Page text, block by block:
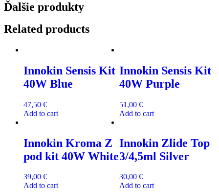
Ďalšie produkty
Related products
Innokin Sensis Kit
40W Blue
47,50 €
Add to cart
Innokin Sensis Kit
40W Purple
51,00 €
Add to cart
Innokin Kroma Z
pod kit 40W White
39,00 €
Add to cart
Innokin Zlide Top
3/4,5ml Silver
30,00 €
Add to cart